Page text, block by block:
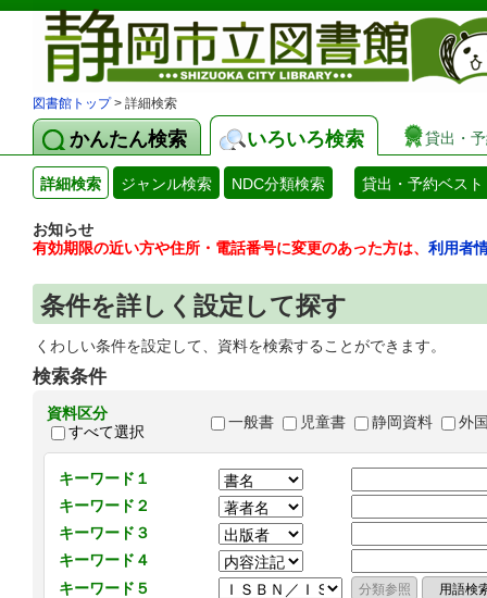
図書館トップ> 詳細検索
かんたん検索 いろいろ検索 貸出・
詳細検索 ジャンル検索 NDC分類検索 貸出・予約ベスト
お知らせ
有効期限の近い方や住所・電話番号に変更のあった方は、 利用者
条件を詳しく設定して探す
くわしい条件を設定して、資料を検索することができます。
検索条件
資料区分
すべて選択
一般書 児童書 静岡資料 外
キーワード１
キーワード２
キーワード３
キーワード４
キーワード５